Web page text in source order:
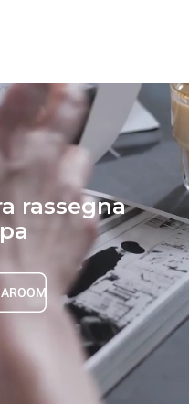
rassegna